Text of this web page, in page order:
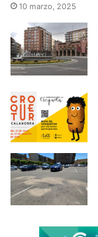
10 marzo, 2025